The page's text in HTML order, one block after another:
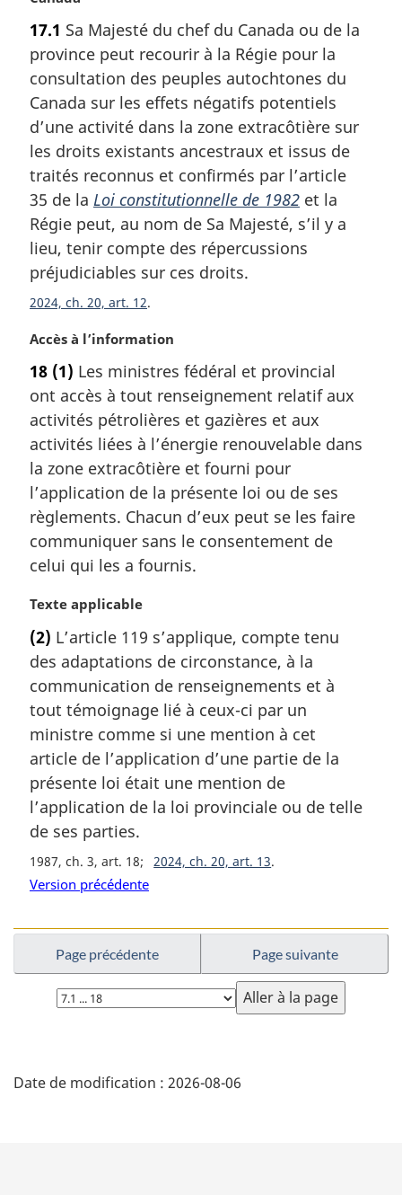
:e
m
a
r
i
n
a
l
e
:
17.1 Sa Majesté du chef du Canada ou de la
province peut recourir à la Régie pour la
consultation des peuples autochtones du
Canada sur les effets négatifs potentiels
d’une activité dans la zone extracôtière sur
les droits existants ancestraux et issus de
traités reconnus et confirmés par l’article
35 de la Loi constitutionnelle de 1982 et la
Régie peut, au nom de Sa Majesté, s’il y a
lieu, tenir compte des répercussions
préjudiciables sur ces droits.
2024, ch. 20, art. 12
N
t
e
m
a
g
i
n
a
e
:
Accès à l’information
18 (1) Les ministres fédéral et provincial
ont accès à tout renseignement relatif aux
activités pétrolières et gazières et aux
activités liées à l’énergie renouvelable dans
la zone extracôtière et fourni pour
l’application de la présente loi ou de ses
règlements. Chacun d’eux peut se les faire
communiquer sans le consentement de
celui qui les a fournis.
N
t
e
m
a
g
i
n
a
e
:
Texte applicable
(2) L’article 119 s’applique, compte tenu
des adaptations de circonstance, à la
communication de renseignements et à
tout témoignage lié à ceux-ci par un
ministre comme si une mention à cet
article de l’application d’une partie de la
présente loi était une mention de
l’application de la loi provinciale ou de telle
de ses parties.
1987, ch. 3, art. 18 2024, ch. 20, art. 13
Version précédente
Page précédente Page suivante
Choisissez
la
é
Date de modification : 2026-08-06